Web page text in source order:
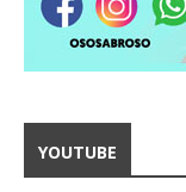
YOUTUBE